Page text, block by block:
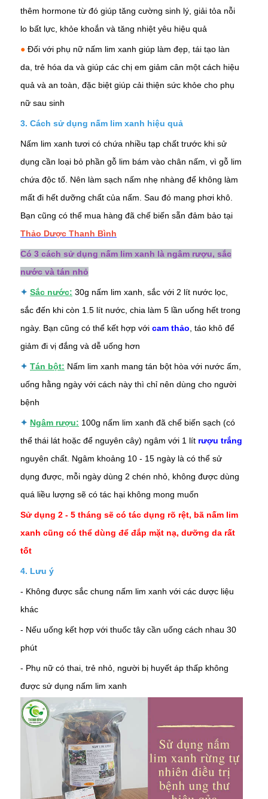
thêm hormone từ đó giúp tăng cường sinh lý, giải tỏa nỗi
lo bất lực, khỏe khoắn và tăng nhiệt yêu hiệu quả
● Đối với phụ nữ nấm lim xanh giúp làm đẹp, tái tạo làn
da, trẻ hóa da và giúp các chị em giảm cân một cách hiệu
quả và an toàn, đặc biệt giúp cải thiện sức khỏe cho phụ
nữ sau sinh
3. Cách sử dụng nấm lim xanh hiệu quả
Nấm lim xanh tươi có chứa nhiều tạp chất trước khi sử
dụng cần loại bỏ phần gỗ lim bám vào chân nấm, vì gỗ lim
chứa độc tố. Nên làm sạch nấm nhẹ nhàng để không làm
mất đi hết dưỡng chất của nấm. Sau đó mang phơi khô.
Bạn cũng có thể mua hàng đã chế biến sẵn đảm bảo tại
Thảo Dược Thanh Bình
Có 3 cách sử dụng nấm lim xanh là ngâm rượu, sắc
nước và tán nhỏ
✦ Sắc nước: 30g nấm lim xanh, sắc với 2 lít nước lọc,
sắc đến khi còn 1.5 lít nước, chia làm 5 lần uống hết trong
ngày. Bạn cũng có thể kết hợp với cam thảo , táo khô để
giảm đi vị đắng và dễ uống hơn
✦ Tán bột: Nấm lim xanh mang tán bột hòa với nước ấm,
uống hằng ngày với cách này thì chỉ nên dùng cho người
bệnh
✦ Ngâm rượu: 100g nấm lim xanh đã chế biến sạch (có
thể thái lát hoặc để nguyên cây) ngâm với 1 lít rượu trắng
nguyên chất. Ngâm khoảng 10 - 15 ngày là có thể sử
dụng được, mỗi ngày dùng 2 chén nhỏ, không được dùng
quá liều lượng sẽ có tác hại không mong muốn
Sử dụng 2 - 5 tháng sẽ có tác dụng rõ rệt, bã nấm lim
xanh cũng có thể dùng để đắp mặt nạ, dưỡng da rất
tốt
4. Lưu ý
- Không được sắc chung nấm lim xanh với các dược liệu
khác
- Nếu uống kết hợp với thuốc tây cần uống cách nhau 30
phút
- Phụ nữ có thai, trẻ nhỏ, người bị huyết áp thấp không
được sử dụng nấm lim xanh